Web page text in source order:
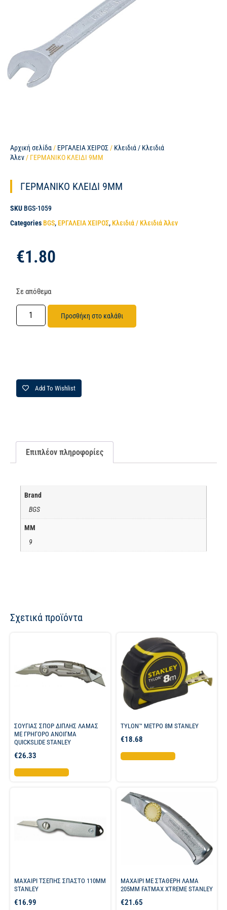
Αρχική σελίδα / ΕΡΓΑΛΕΙΑ ΧΕΙΡΟΣ / Κλειδιά / Κλειδιά
Άλεν / ΓΕΡΜΑΝΙΚΟ ΚΛΕΙΔΙ 9MM
ΓΕΡΜΑΝΙΚΟ ΚΛΕΙΔΙ 9MM
SKU BGS-1059
Categories BGS, ΕΡΓΑΛΕΙΑ ΧΕΙΡΟΣ, Κλειδιά / Κλειδιά Άλεν
€1.80
Σε απόθεμα
Προσθήκη στο καλάθι
Add To Wishlist
Επιπλέον πληροφορίες
Brand
BGS
ΜΜ
9
Σχετικά προϊόντα
ΣΟΥΓΙΑΣ ΣΠΟΡ ΔΙΠΛΗΣ ΛΑΜΑΣ
ΜΕ ΓΡΗΓΟΡΟ ΑΝΟΙΓΜΑ
QUICKSLIDE STANLEY
€26.33
Προσθήκη στο καλάθι
TYLON™ ΜΕΤΡΟ 8Μ STANLEY
€18.68
Προσθήκη στο καλάθι
ΜΑΧΑΙΡΙ ΤΣΕΠΗΣ ΣΠΑΣΤΟ 110MM
STANLEY
€16.99
ΜΑΧΑΙΡΙ ΜΕ ΣΤΑΘΕΡΗ ΛΑΜΑ
205ΜΜ FATMAX XTREME STANLEY
€21.65